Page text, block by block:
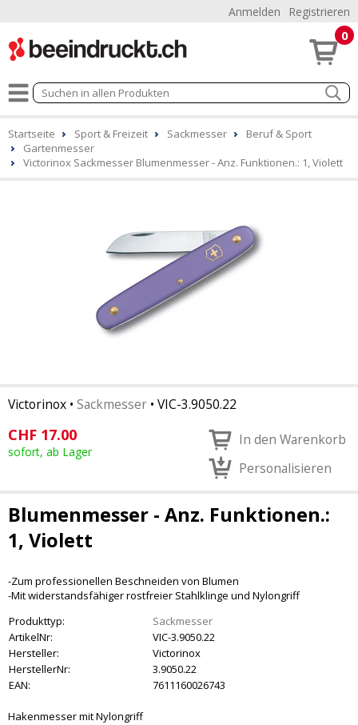
Anmelden Registrieren
0
Startseite Sport & Freizeit Sackmesser
Beruf & Sport
Gartenmesser
Victorinox Sackmesser Blumenmesser - Anz. Funktionen.: 1, Violett
Victorinox • Sackmesser • VIC-3.9050.22
CHF 17.00
sofort, ab Lager
In den Warenkorb
Personalisieren
Blumenmesser - Anz. Funktionen.:
1, Violett
-Zum professionellen Beschneiden von Blumen
-Mit widerstandsfähiger rostfreier Stahlklinge und Nylongriff
Produkttyp:
Sackmesser
ArtikelNr:
VIC-3.9050.22
Hersteller:
Victorinox
HerstellerNr:
3.9050.22
EAN:
7611160026743
Hakenmesser mit Nylongriff